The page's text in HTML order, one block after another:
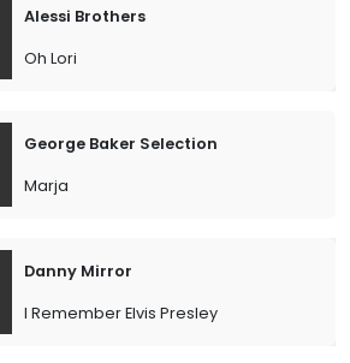
Alessi Brothers
Oh Lori
George Baker Selection
Marja
Danny Mirror
I Remember Elvis Presley